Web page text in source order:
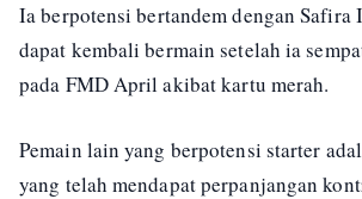
Ia berpotensi bertandem dengan Safira
dapat kembali bermain setelah ia
pada FMD April akibat kartu merah.
Pemain lain yang berpotensi starter
yang telah mendapat perpanjangan